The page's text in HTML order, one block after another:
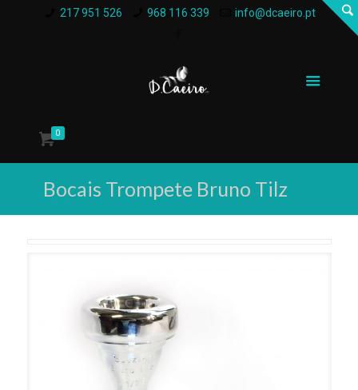
217 951 526 968 116 339 info@dcaeiro.pt
0
Bocais Trompete Bruno Tilz